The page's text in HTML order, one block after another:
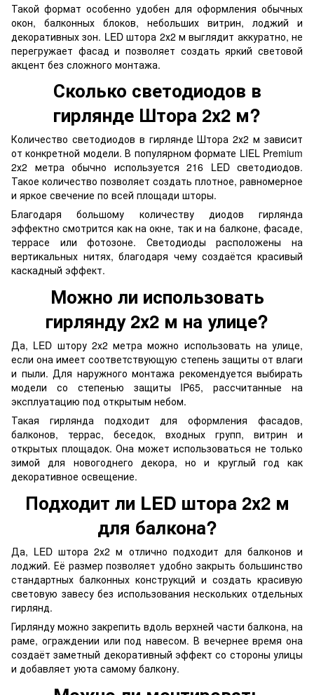
Такой формат особенно удобен для оформления обычных
окон, балконных блоков, небольших витрин, лоджий и
декоративных зон. LED штора 2х2 м выглядит аккуратно, не
перегружает фасад и позволяет создать яркий световой
акцент без сложного монтажа.
Сколько светодиодов в
гирлянде Штора 2х2 м?
Количество светодиодов в гирлянде Штора 2х2 м зависит
от конкретной модели. В популярном формате LIEL Premium
2х2 метра обычно используется 216 LED светодиодов.
Такое количество позволяет создать плотное, равномерное
и яркое свечение по всей площади шторы.
Благодаря большому количеству диодов гирлянда
эффектно смотрится как на окне, так и на балконе, фасаде,
террасе или фотозоне. Светодиоды расположены на
вертикальных нитях, благодаря чему создаётся красивый
каскадный эффект.
Можно ли использовать
гирлянду 2х2 м на улице?
Да, LED штору 2х2 метра можно использовать на улице,
если она имеет соответствующую степень защиты от влаги
и пыли. Для наружного монтажа рекомендуется выбирать
модели со степенью защиты IP65, рассчитанные на
эксплуатацию под открытым небом.
Такая гирлянда подходит для оформления фасадов,
балконов, террас, беседок, входных групп, витрин и
открытых площадок. Она может использоваться не только
зимой для новогоднего декора, но и круглый год как
декоративное освещение.
Подходит ли LED штора 2х2 м
для балкона?
Да, LED штора 2х2 м отлично подходит для балконов и
лоджий. Её размер позволяет удобно закрыть большинство
стандартных балконных конструкций и создать красивую
световую завесу без использования нескольких отдельных
гирлянд.
Гирлянду можно закрепить вдоль верхней части балкона, на
раме, ограждении или под навесом. В вечернее время она
создаёт заметный декоративный эффект со стороны улицы
и добавляет уюта самому балкону.